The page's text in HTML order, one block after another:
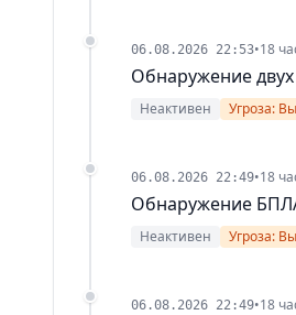
06.08.2026 22:53•18
Обнаружение
Неактивен Угроза:
06.08.2026 22:49•18
Обнаружение
Неактивен Угроза:
06.08.2026 22:49•18